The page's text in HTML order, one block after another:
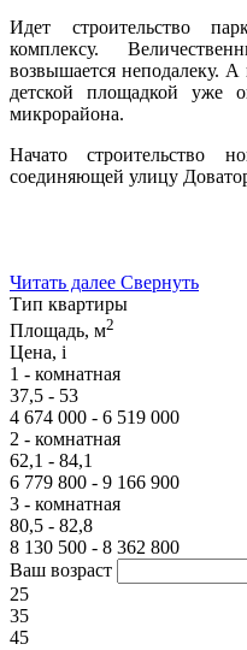
Идет строительство
комплексу.
возвышается неподалеку.
детской площадкой уже
микрорайона.
Начато строительство
соединяющей улицу
Читать далее Свернуть
Тип квартиры
Площадь, м2
Цена, i
1 - комнатная
37,5 - 53
4 674 000 - 6 519 000
2 - комнатная
62,1 - 84,1
6 779 800 - 9 166 900
3 - комнатная
80,5 - 82,8
8 130 500 - 8 362 800
Ваш возраст
25
35
45